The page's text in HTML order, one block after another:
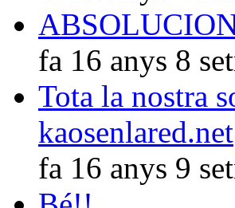
fa 16 anys 8
Tota la nostra
kaosenlared.net
fa 16 anys 9